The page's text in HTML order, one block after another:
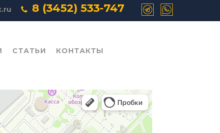
8 (3452) 533-747
СТАТЬИ КОНТАКТЫ